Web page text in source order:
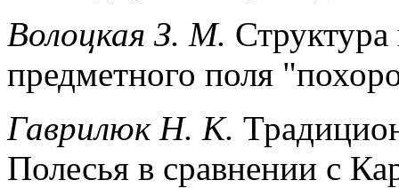
Волоцкая З. М. Структура
предметного поля
Гаврилюк H. K.
Полесья в сравнении с